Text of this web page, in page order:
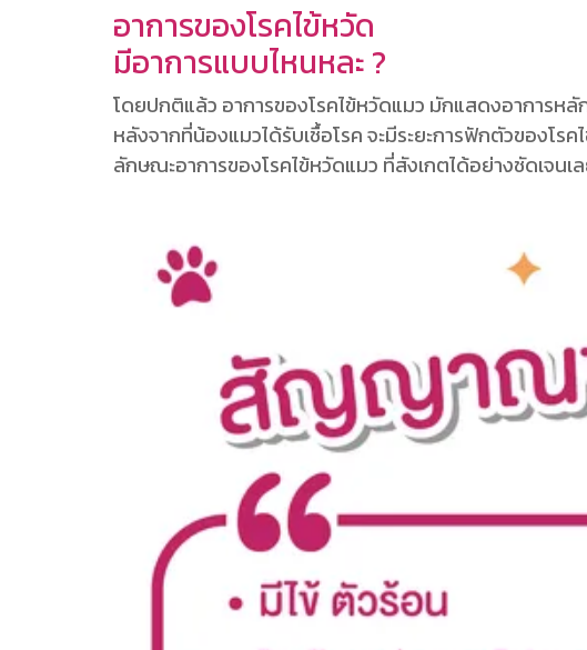
อาการของโรคไข้หวัด
มีอาการแบบไหนหละ ?
โดยปกติแล้ว อาการของโรคไข้หวัดแมว มักแสดงอาการห
หลังจากที่น้องแมวได้รับเชื้อโรค จะมีระยะการฟักตัวของโ
ลักษณะอาการของโรคไข้หวัดแมว ที่สังเกตได้อย่างชัดเจนเ